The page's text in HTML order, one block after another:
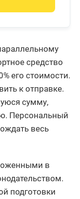
средство
его стоимости.
к отправке.
сумму,
Персональный
весь
в
подготовки